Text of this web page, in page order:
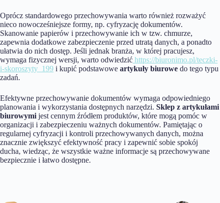
Oprócz standardowego przechowywania warto również rozważyć
nieco nowocześniejsze formy, np. cyfryzację dokumentów.
Skanowanie papierów i przechowywanie ich w tzw. chmurze,
zapewnia dodatkowe zabezpieczenie przed utratą danych, a ponadto
ułatwia do nich dostęp. Jeśli jednak branża, w której pracujesz,
wymaga fizycznej wersji, warto odwiedzić https://biuronimo.pl/teczki-
i-skoroszyty_199 i kupić podstawowe artykuły biurowe do tego typu
zadań.
Efektywne przechowywanie dokumentów wymaga odpowiedniego
planowania i wykorzystania dostępnych narzędzi. Sklep z artykułami
biurowymi jest cennym źródłem produktów, które mogą pomóc w
organizacji i zabezpieczeniu ważnych dokumentów. Pamiętając o
regularnej cyfryzacji i kontroli przechowywanych danych, można
znacznie zwiększyć efektywność pracy i zapewnić sobie spokój
ducha, wiedząc, że wszystkie ważne informacje są przechowywane
bezpiecznie i łatwo dostępne.